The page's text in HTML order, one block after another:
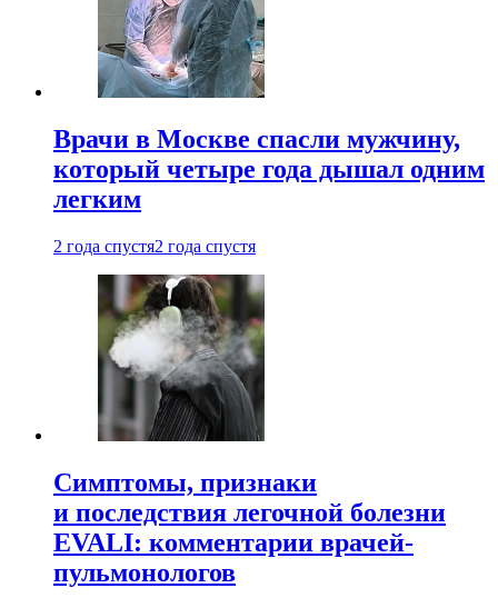
Врачи в Москве спасли мужчину,
который четыре года дышал одним
легким
2 года спустя2 года спустя
Симптомы, признаки
и последствия легочной болезни
EVALI: комментарии врачей-
пульмонологов